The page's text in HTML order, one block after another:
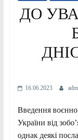
ДО
16.06.2023
Введення
України від
однак деякі